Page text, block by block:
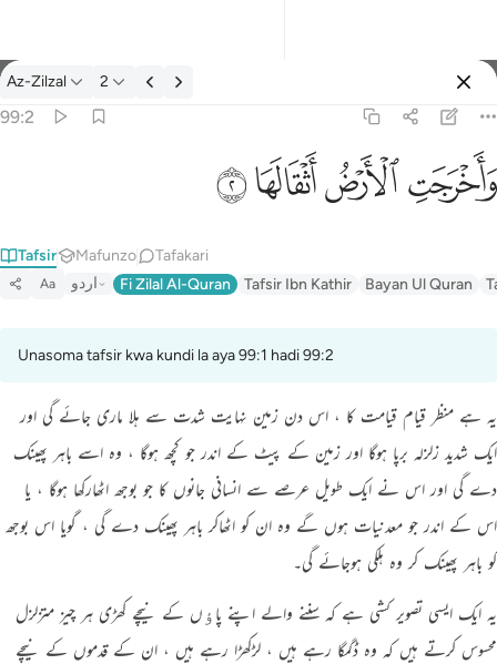
Tafsir: Az-Zilzal 99:2
Az-Zilzal 2
99:2
ﱺﱻﱼﱽ
Tafsir Mafunzo Tafakari
Aa اردو Fi Zilal Al-Quran Tafsir Ibn Kathir Bayan Ul Quran
Unasoma tafsir kwa kundi la aya 99:1 hadi 99:2
یہ ہے منظر قیام قیامت کا ، اس دن زمین نہایت شدت سے ہلا ماری جائے گی اور
ایک شدید زلزلہ برپا ہوگا اور زمین کے پیٹ کے اندر جو کچھ ہوگا ، وہ اسے باہر پھینک
دے گی اور اس نے ایک طویل عرصے سے انسانی جانوں کا جو بوجھ اٹھارکھا ہوگا ، یا
اس کے اندر جو معدنیات ہوں گے وہ ان کو اٹھاکر باہر پھینک دے گی ، گویا اس بوجھ
کو باہر پھینک کر وہ ہلکی ہوجائے گی۔
یہ ایک ایسی تصویر کشی ہے کہ سننے والے اپنے پاﺅں کے نیچے کھڑی ہر چیز متزلزل
محسوس کرتے ہیں کہ وہ ڈگمگا رہے ہیں ، لڑکھڑا رہے ہیں ، ان کے قدموں کے نیچے